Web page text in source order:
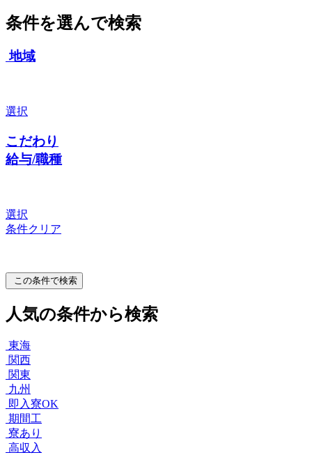
条件を選んで検索
地域
選択
こだわり
給与/職種
選択
条件クリア
この条件で検索
人気の条件から検索
東海
関西
関東
九州
即入寮OK
期間工
寮あり
高収入